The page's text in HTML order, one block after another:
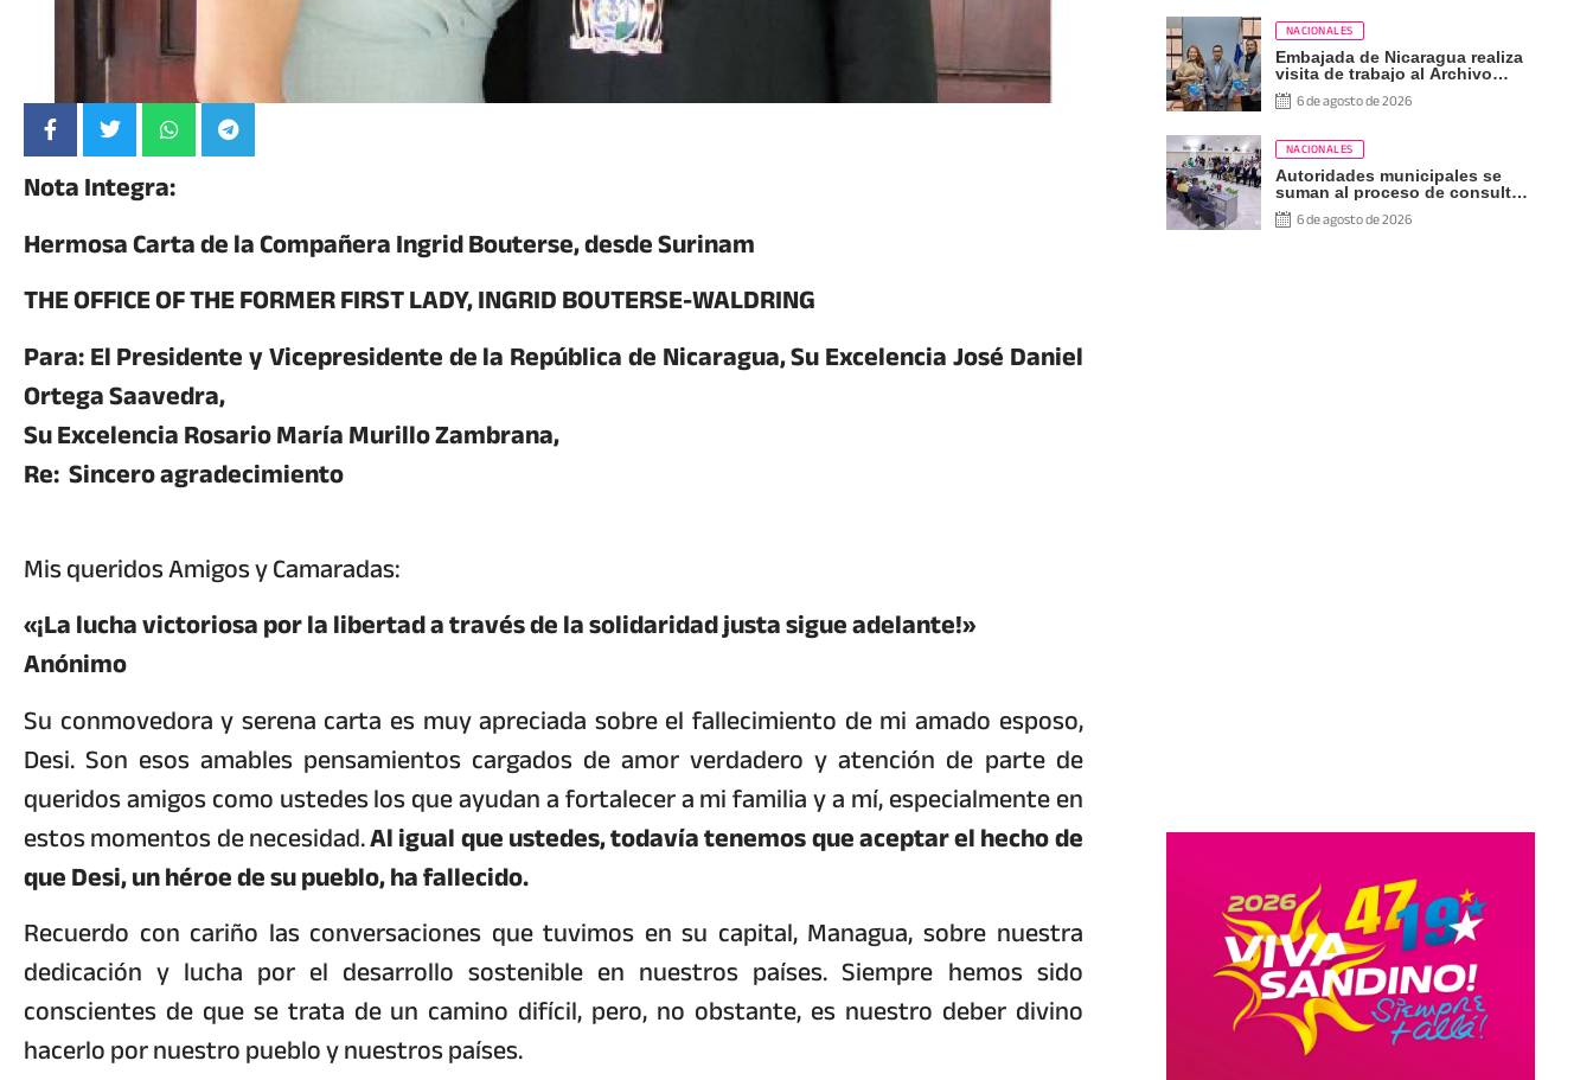
Nota Integra:
Hermosa Carta de la Compañera Ingrid Bouterse, desde Surinam
THE OFFICE OF THE FORMER FIRST LADY, INGRID BOUTERSE-WALDRING
Para: El Presidente y Vicepresidente de la República de Nicaragua, Su Excelencia José Daniel
Ortega Saavedra,
Su Excelencia Rosario María Murillo Zambrana,
Re: Sincero agradecimiento
Mis queridos Amigos y Camaradas:
«¡La lucha victoriosa por la libertad a través de la solidaridad justa sigue adelante!»
Anónimo
Su conmovedora y serena carta es muy apreciada sobre el fallecimiento de mi amado esposo,
Desi. Son esos amables pensamientos cargados de amor verdadero y atención de parte de
queridos amigos como ustedes los que ayudan a fortalecer a mi familia y a mí, especialmente en
estos momentos de necesidad.Al igual que ustedes, todavía tenemos que aceptar el hecho de
que Desi, un héroe de su pueblo, ha fallecido.
Recuerdo con cariño las conversaciones que tuvimos en su capital, Managua, sobre nuestra
dedicación y lucha por el desarrollo sostenible en nuestros países. Siempre hemos sido
conscientes de que se trata de un camino difícil, pero, no obstante, es nuestro deber divino
hacerlo por nuestro pueblo y nuestros países.
NACIONALES
Embajada de Nicaragua realiza
visita de trabajo al Archivo
Nacional de Panamá
6 de agosto de 2026
NACIONALES
Autoridades municipales se
suman al proceso de consulta
sobre las reformas
constitucionales
6 de agosto de 2026